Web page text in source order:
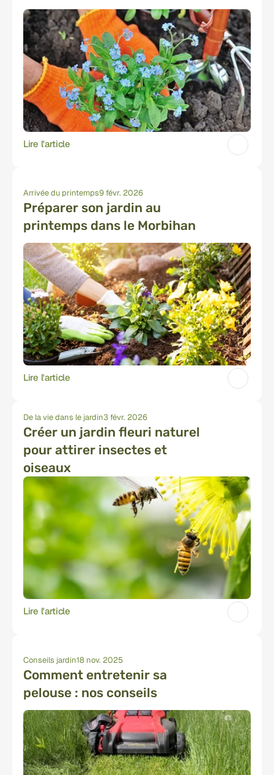
Lire l'article
Préparer son jardin au
printemps dans le Morbihan
Arrivée du printemps9 févr. 2026
Lire l'article
Créer un jardin fleuri naturel
pour attirer insectes et
oiseaux
De la vie dans le jardin3 févr. 2026
Lire l'article
Comment entretenir sa
pelouse : nos conseils
Conseils jardin18 nov. 2025